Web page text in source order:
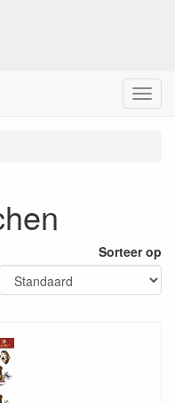
Menu
Sorteer op